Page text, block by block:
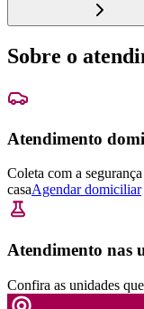
Sobre o
Atendimento
Coleta com a
casaAgendar domiciliar
Atendimento nas
Confira as unidades que